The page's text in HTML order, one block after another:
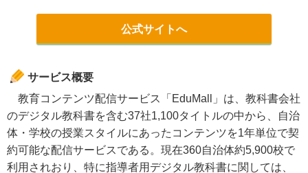
公式サイトへ
サービス概要
教育コンテンツ配信サービス「EduMall」は、教科書会社
のデジタル教科書を含む37社1,100タイトルの中から、自治
体・学校の授業スタイルにあったコンテンツを1年単位で契
約可能な配信サービスである。現在360自治体約5,900校で
利用されおり、特に指導者用デジタル教科書に関しては、